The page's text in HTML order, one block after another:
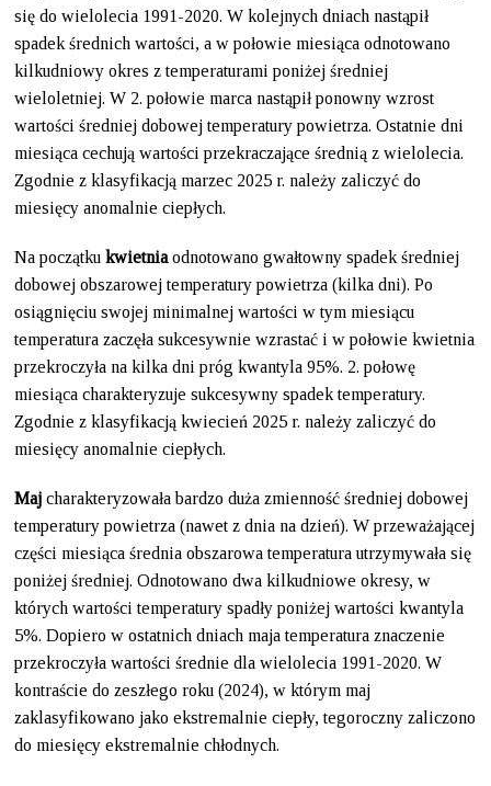
się do wielolecia 1991-2020. W kolejnych dniach nastąpił
spadek średnich wartości, a w połowie miesiąca odnotowano
kilkudniowy okres z temperaturami poniżej średniej
wieloletniej. W 2. połowie marca nastąpił ponowny wzrost
wartości średniej dobowej temperatury powietrza. Ostatnie dni
miesiąca cechują wartości przekraczające średnią z wielolecia.
Zgodnie z klasyfikacją marzec 2025 r. należy zaliczyć do
miesięcy anomalnie ciepłych.
Na początkukwietnia odnotowano gwałtowny spadek średniej
dobowej obszarowej temperatury powietrza (kilka dni). Po
osiągnięciu swojej minimalnej wartości w tym miesiącu
temperatura zaczęła sukcesywnie wzrastać i w połowie kwietnia
przekroczyła na kilka dni próg kwantyla 95%. 2. połowę
miesiąca charakteryzuje sukcesywny spadek temperatury.
Zgodnie z klasyfikacją kwiecień 2025 r. należy zaliczyć do
miesięcy anomalnie ciepłych.
Maj charakteryzowała bardzo duża zmienność średniej dobowej
temperatury powietrza (nawet z dnia na dzień). W przeważającej
części miesiąca średnia obszarowa temperatura utrzymywała się
poniżej średniej. Odnotowano dwa kilkudniowe okresy, w
których wartości temperatury spadły poniżej wartości kwantyla
5%. Dopiero w ostatnich dniach maja temperatura znaczenie
przekroczyła wartości średnie dla wielolecia 1991-2020. W
kontraście do zeszłego roku (2024), w którym maj
zaklasyfikowano jako ekstremalnie ciepły, tegoroczny zaliczono
do miesięcy ekstremalnie chłodnych.